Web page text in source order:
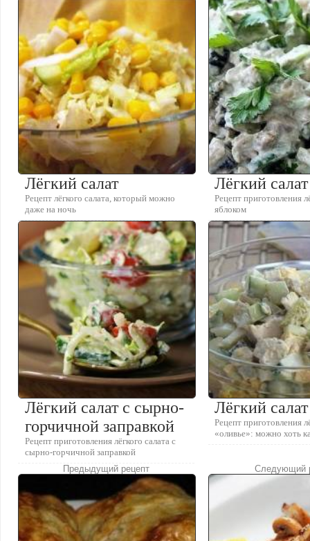
Лёгкий салат
Рецепт лёгкого салата, который можно
даже на ночь
Лёгкий
Рецепт приготовления
яблоком
Лёгкий салат с сырно-
горчичной заправкой
Рецепт приготовления лёгкого салата с
сырно-горчичной заправкой
Лёгкий
Рецепт приготовления
«оливье»: можно хоть
Предыдущий рецепт Следующий